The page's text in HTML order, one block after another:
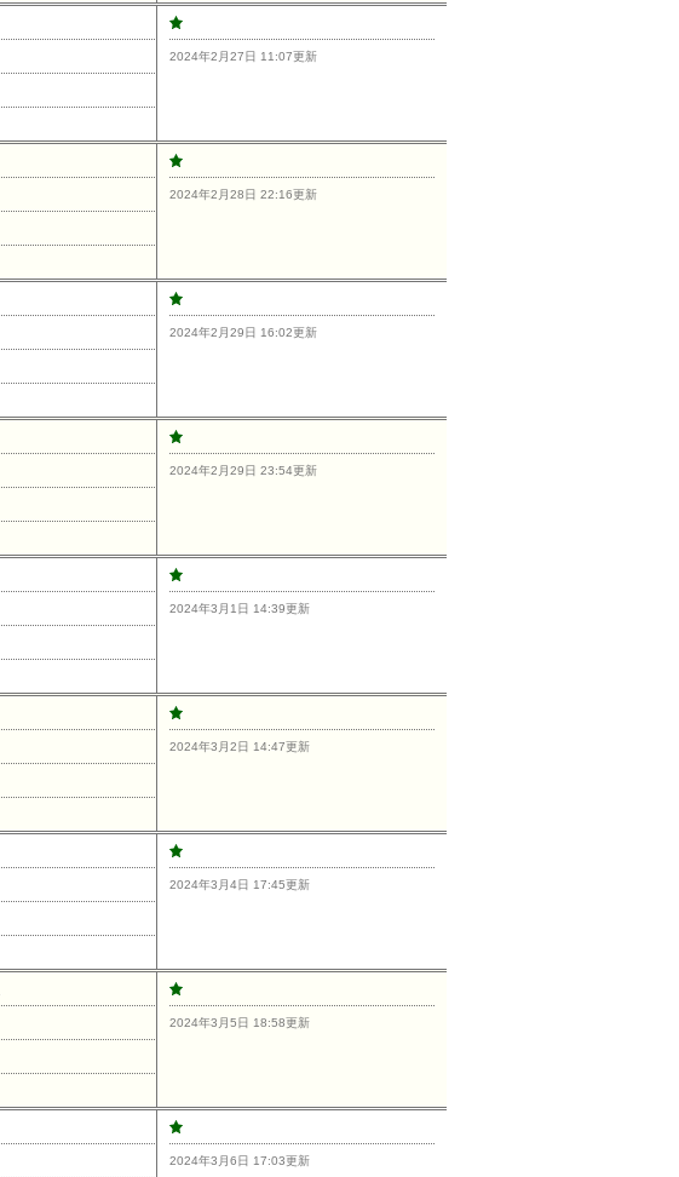
2024年2月27日 11:07更新
2024年2月28日 22:16更新
2024年2月29日 16:02更新
2024年2月29日 23:54更新
2024年3月1日 14:39更新
2024年3月2日 14:47更新
2024年3月4日 17:45更新
2024年3月5日 18:58更新
2024年3月6日 17:03更新